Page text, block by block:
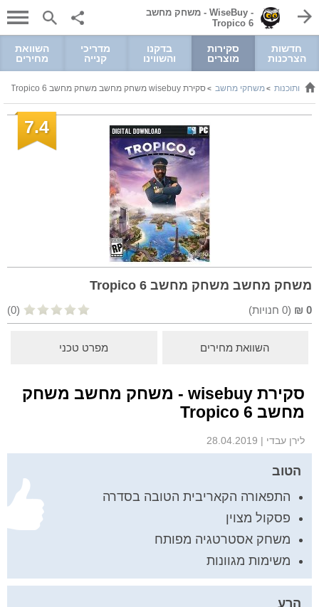
- WiseBuy - משחק מחשב
Tropico 6
חדשות
הצרכנות
סקירות
מוצרים
בדקנו
והשווינו
מדריכי
קנייה
השוואת
מחירים
ותוכנות >משחקי מחשב >סקירת wisebuy משחק מחשב משחק מחשב Tropico 6
7.4
משחק מחשב משחק מחשב Tropico 6
0
₪
(
0 חנויות) (0)
השוואת מחירים מפרט טכני
סקירת wisebuy - משחק מחשב משחק
מחשב Tropico 6
לירן עבדי |
הטוב
התפאורה הקאריבית הטובה בסדרה
פסקול מצוין
משחק אסטרטגיה מפותח
משימות מגוונות
הרע